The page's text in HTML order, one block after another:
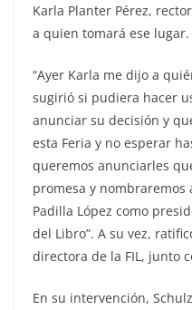
Karla Planter Pérez,
a quien tomará ese lugar.
“Ayer Karla me dijo a
sugirió si pudiera hacer
anunciar su decisión y
esta Feria y no esperar
queremos anunciarles
promesa y nombraremos
Padilla López como
del Libro”. A su vez,
directora de la FIL, junto
En su intervención,